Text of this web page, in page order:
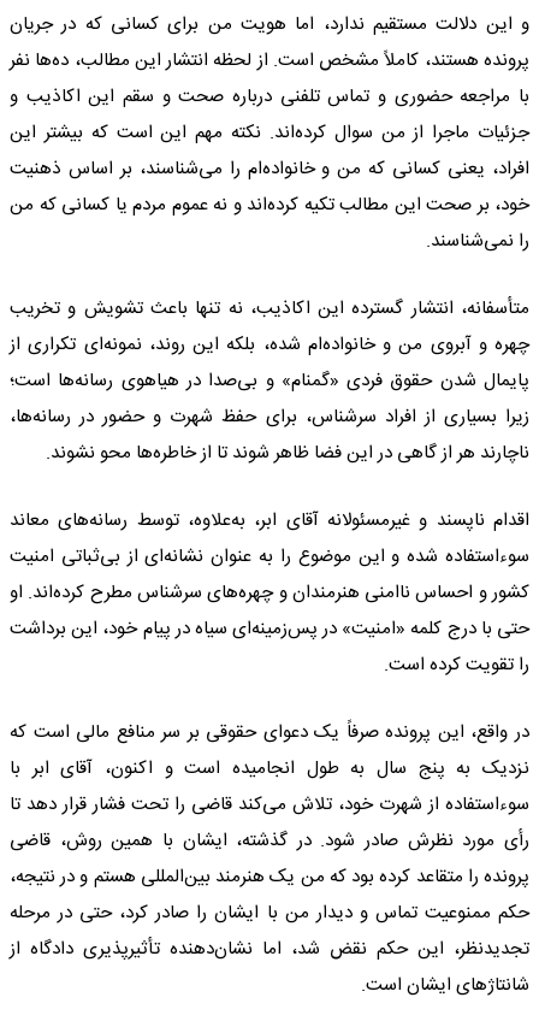
و این دلالت مستقیم ندارد، اما هویت من برای کسانی که در جریان
پرونده هستند، کاملاً مشخص است. از لحظه انتشار این مطالب، ده‌ها نفر
با مراجعه حضوری و تماس تلفنی درباره صحت و سقم این اکاذیب و
جزئیات ماجرا از من سوال کرده‌اند. نکته مهم این است که بیشتر این
افراد، یعنی کسانی که من و خانواده‌ام را می‌شناسند، بر اساس ذهنیت
خود، بر صحت این مطالب تکیه کرده‌اند و نه عموم مردم یا کسانی که من
را نمی‌شناسند.
متأسفانه، انتشار گسترده این اکاذیب، نه تنها باعث تشویش و تخریب
چهره و آبروی من و خانواده‌ام شده، بلکه این روند، نمونه‌ای تکراری از
پایمال شدن حقوق فردی «گمنام» و بی‌صدا در هیاهوی رسانه‌ها است؛
زیرا بسیاری از افراد سرشناس، برای حفظ شهرت و حضور در رسانه‌ها،
ناچارند هر از گاهی در این فضا ظاهر شوند تا از خاطره‌ها محو نشوند.
اقدام ناپسند و غیرمسئولانه آقای ابر، به‌علاوه، توسط رسانه‌های معاند
سوءاستفاده شده و این موضوع را به عنوان نشانه‌ای از بی‌ثباتی امنیت
کشور و احساس ناامنی هنرمندان و چهره‌های سرشناس مطرح کرده‌اند. او
حتی با درج کلمه «امنیت» در پس‌زمینه‌ای سیاه در پیام خود، این برداشت
را تقویت کرده است.
در واقع، این پرونده صرفاً یک دعوای حقوقی بر سر منافع مالی است که
نزدیک به پنج سال به طول انجامیده است و اکنون، آقای ابر با
سوءاستفاده از شهرت خود، تلاش می‌کند قاضی را تحت فشار قرار دهد تا
رأی مورد نظرش صادر شود. در گذشته، ایشان با همین روش، قاضی
پرونده را متقاعد کرده بود که من یک هنرمند بین‌المللی هستم و در نتیجه،
حکم ممنوعیت تماس و دیدار من با ایشان را صادر کرد، حتی در مرحله
تجدیدنظر، این حکم نقض شد، اما نشان‌دهنده تأثیرپذیری دادگاه از
شانتاژهای ایشان است.